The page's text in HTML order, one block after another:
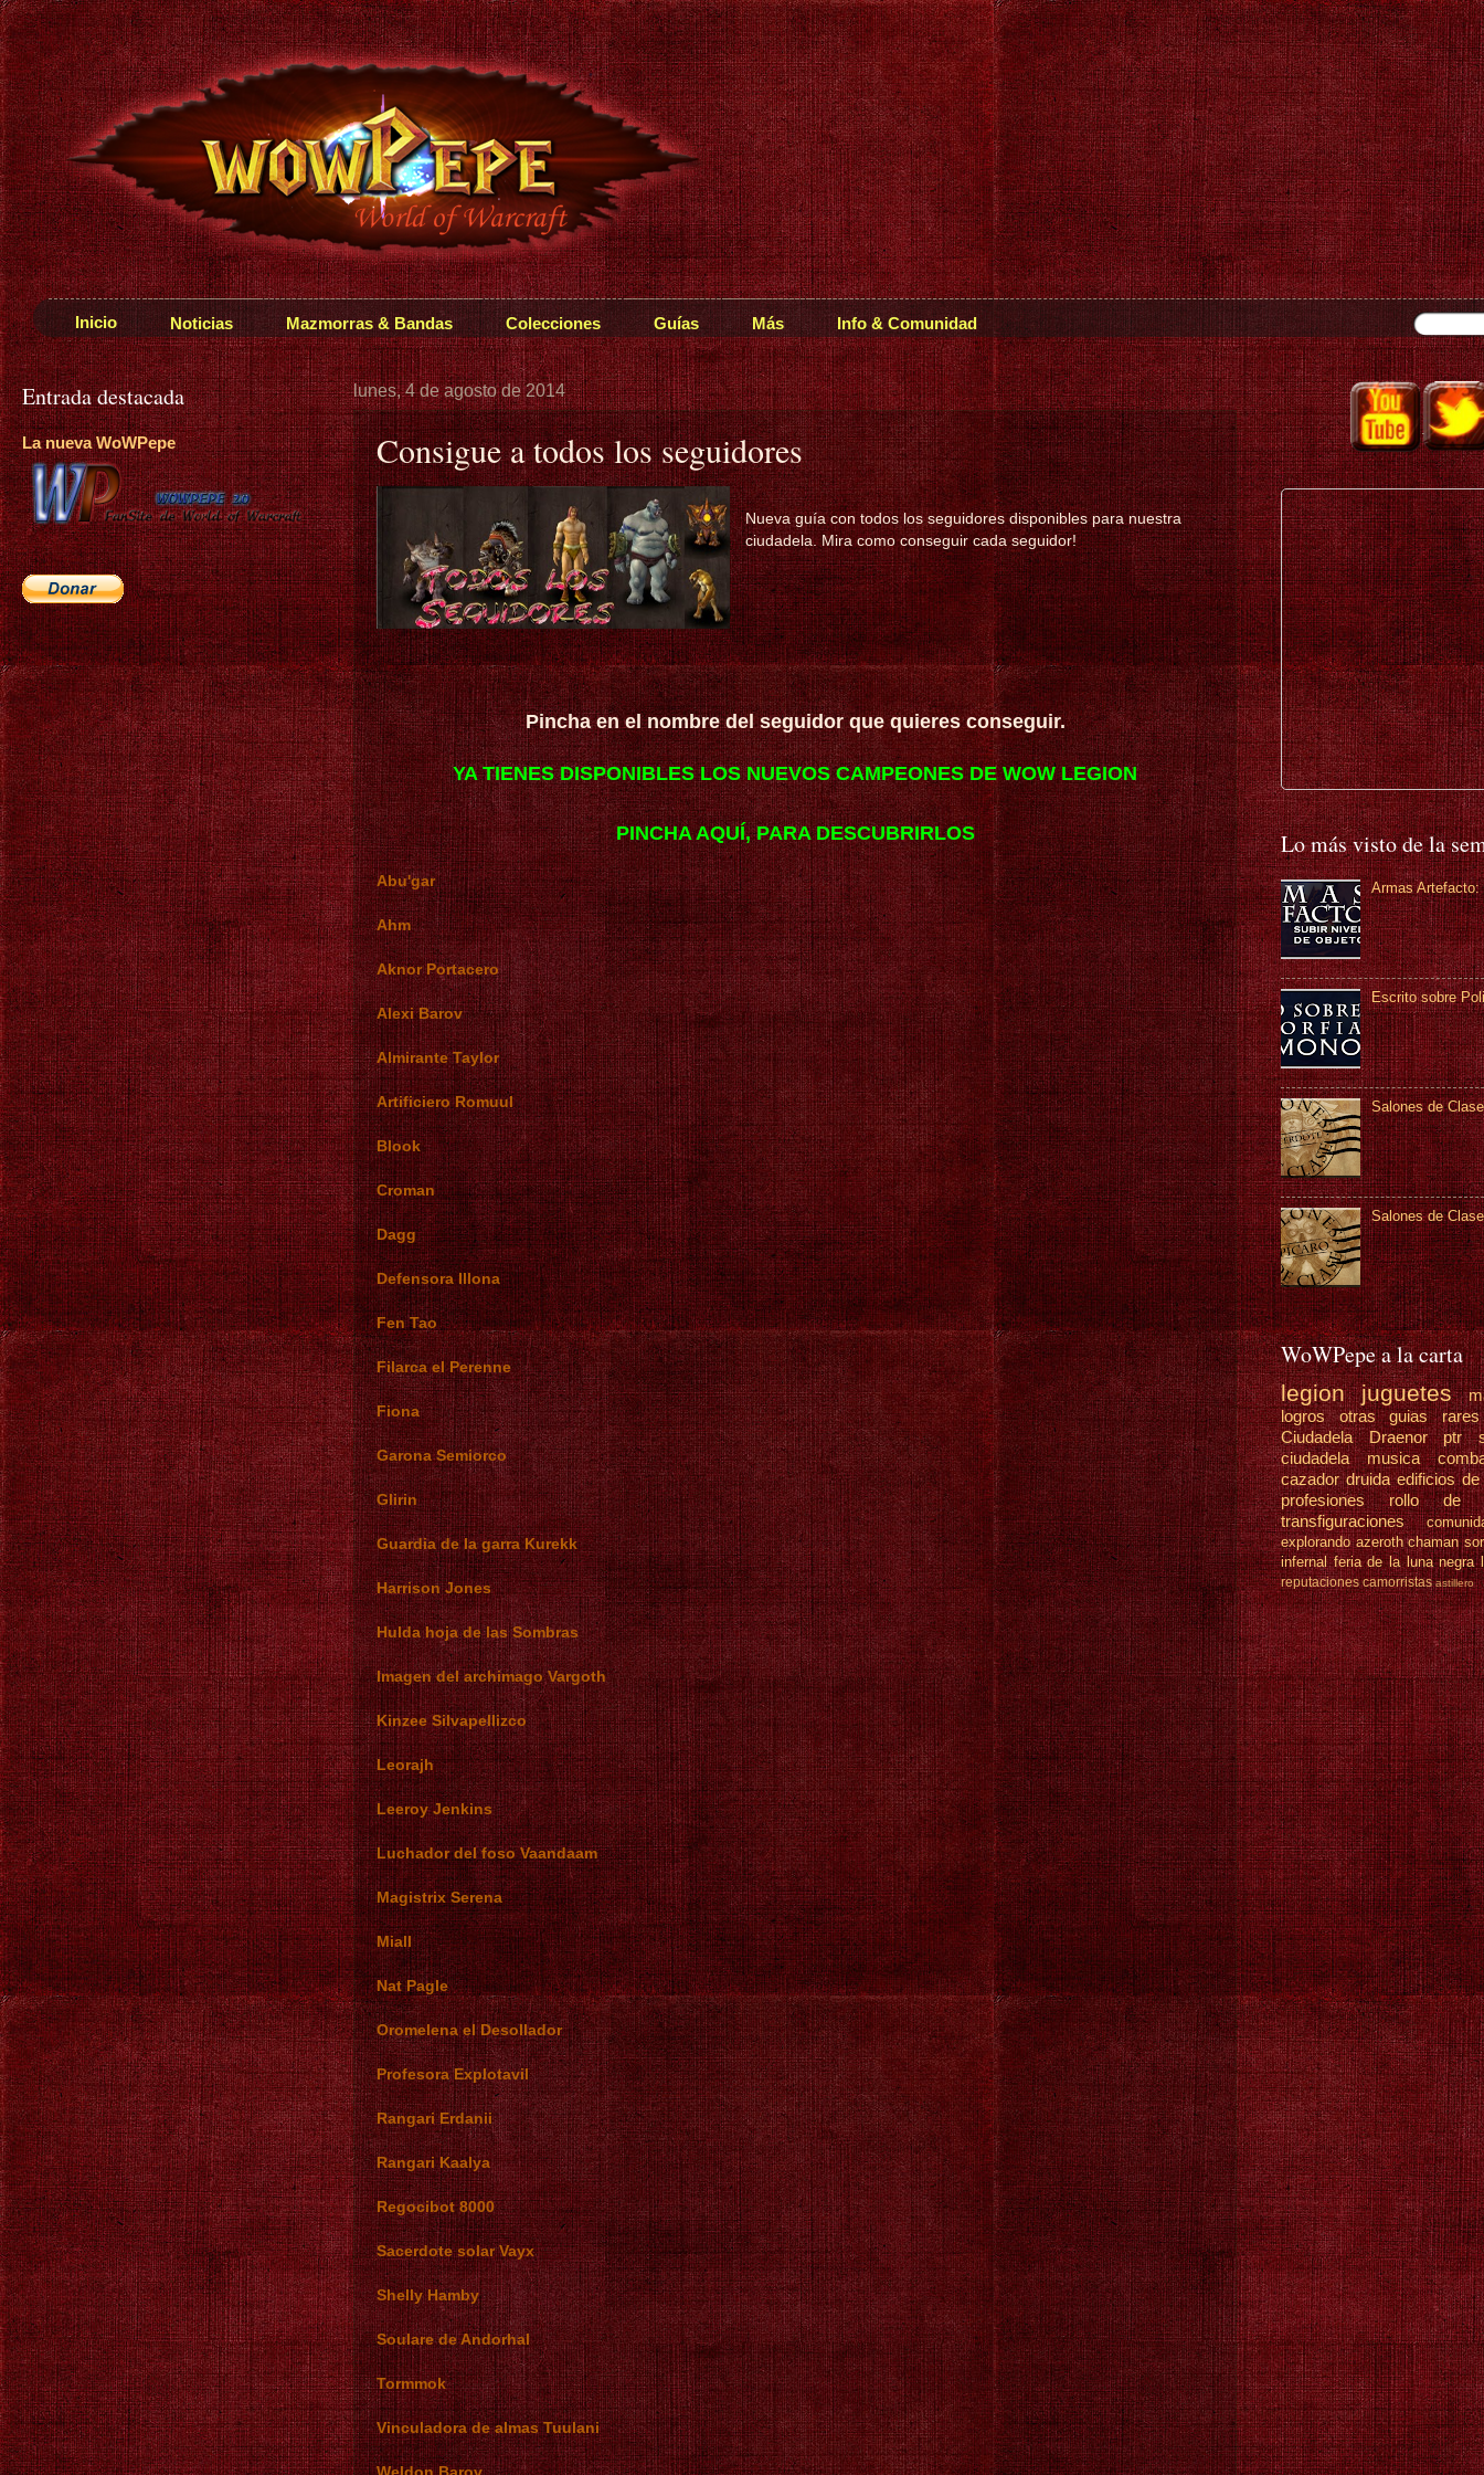
Inicio Noticias Mazmorras & Bandas Colecciones Guías Más Info & Comunidad
lunes, 4 de agosto de 2014
Consigue a todos los seguidores
Nueva guía con todos los seguidores disponibles para nuestra
ciudadela. Mira como conseguir cada seguidor!
Pincha en el nombre del seguidor que quieres conseguir.
YA TIENES DISPONIBLES LOS NUEVOS CAMPEONES DE WOW LEGION
PINCHA AQUÍ, PARA DESCUBRIRLOS
Abu'gar
Ahm
Aknor Portacero
Alexi Barov
Almirante Taylor
Artificiero Romuul
Blook
Croman
Dagg
Defensora Illona
Fen Tao
Filarca el Perenne
Fiona
Garona Semiorco
Glirin
Guardia de la garra Kurekk
Harrison Jones
Hulda hoja de las Sombras
Imagen del archimago Vargoth
Kinzee Silvapellizco
Leorajh
Leeroy Jenkins
Luchador del foso Vaandaam
Magistrix Serena
Miall
Nat Pagle
Oromelena el Desollador
Profesora Explotavil
Rangari Erdanii
Rangari Kaalya
Regocibot 8000
Sacerdote solar Vayx
Shelly Hamby
Soulare de Andorhal
Tormmok
Vinculadora de almas Tuulani
Entrada destacada
La nueva WoWPepe
Lo más visto de la
Armas
Escrito sobre
Salones de
Salones de
WoWPepe a la carta
legion juguetes
logros
otras guias
Ciudadela Draenor
ptr
ciudadela
musica
cazador druida edificios
profesiones
rollo de
transfiguraciones
explorando azeroth chaman
infernal feria de la luna negra
reputaciones camorristas astillero